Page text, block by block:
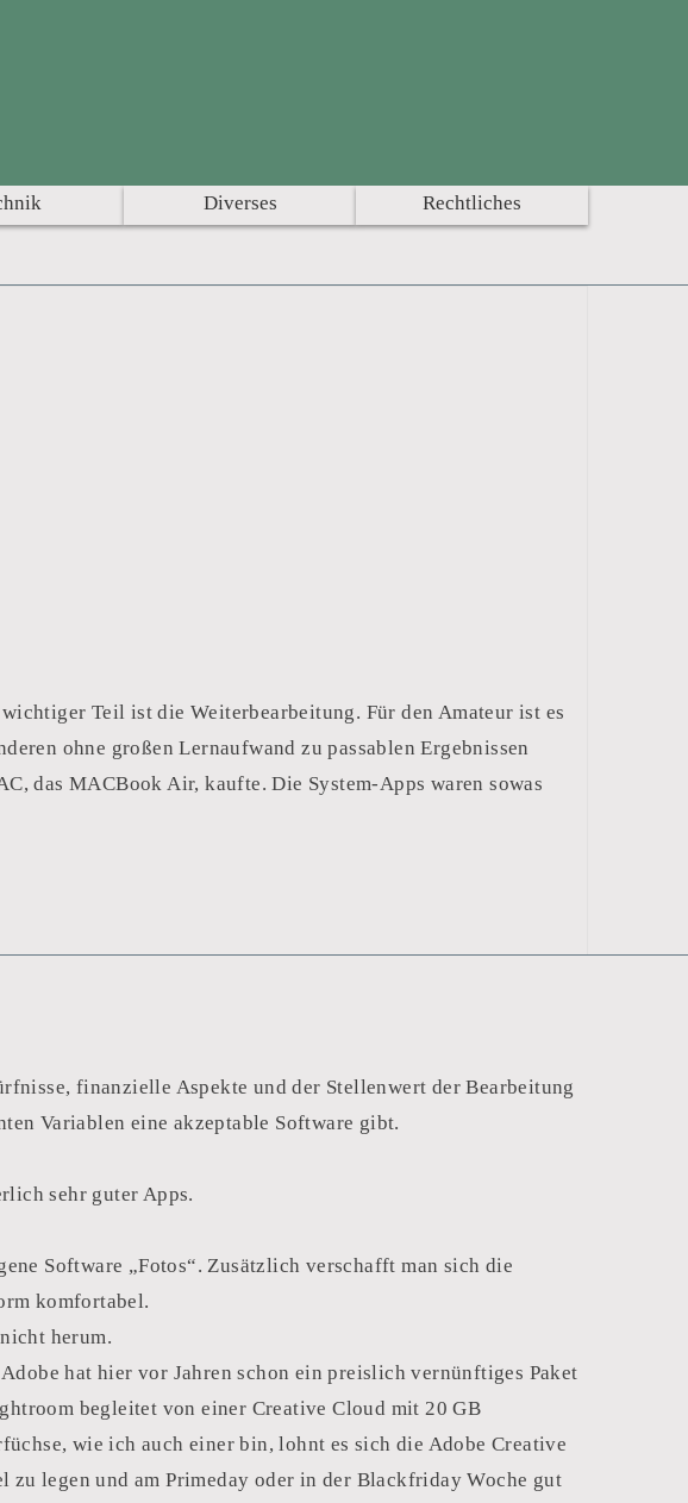
Diverses Rechtliches
Teil ist die Weiterbearbeitung. Für den Amateur ist es
ohne großen Lernaufwand zu passablen Ergebnissen
das MACBook Air, kaufte. Die System-Apps waren sowas
finanzielle Aspekte und der Stellenwert der Bearbeitung
Variablen eine akzeptable Software gibt.
sehr guter Apps.
Software „Fotos“. Zusätzlich verschafft man sich die
komfortabel.
herum.
hat hier vor Jahren schon ein preislich vernünftiges Paket
begleitet von einer Creative Cloud mit 20 GB
wie ich auch einer bin, lohnt es sich die Adobe Creative
legen und am Primeday oder in der Blackfriday Woche gut